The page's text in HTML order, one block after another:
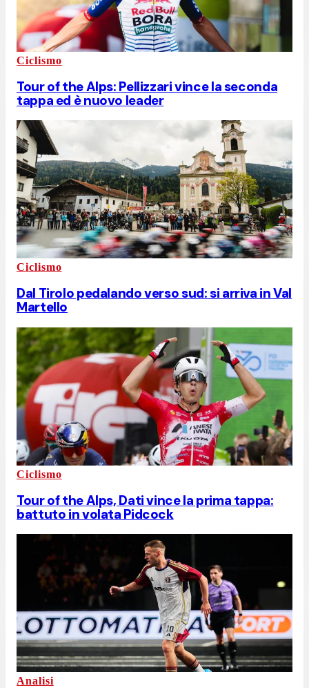
Ciclismo
Tour of the Alps: Pellizzari vince la seconda
tappa ed è nuovo leader
Ciclismo
Dal Tirolo pedalando verso sud: si arriva in Val
Martello
Ciclismo
Tour of the Alps, Dati vince la prima tappa:
battuto in volata Pidcock
Analisi